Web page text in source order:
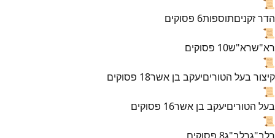
📜
הדר זקניםתוספות6 פסוקים
📜
רא"שרא"ש10 פסוקים
📜
קיצור בעל הטוריםיעקב בן אשר18 פסוקים
📜
בעל הטוריםיעקב בן אשר16 פסוקים
📜